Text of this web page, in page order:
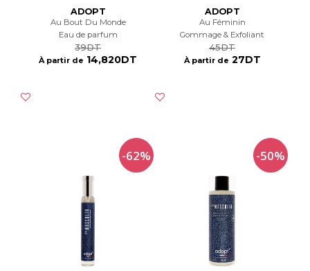
ADOPT
Au Bout Du Monde
Eau de parfum
39DT
À partir de 14,820DT
ADOPT
Au Féminin
Gommage & Exfoliant
45DT
À partir de 27DT
-62% -50%